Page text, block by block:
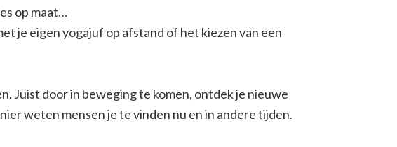
op maat…
je eigen yogajuf op afstand of het kiezen van een
Juist door in beweging te komen, ontdek je nieuwe
weten mensen je te vinden nu en in andere tijden.